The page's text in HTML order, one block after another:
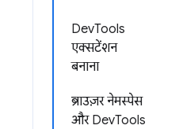
DevTools
एक्सटेंशन
बनाना
ब्राउज़र नेमस्पेस
और DevTools